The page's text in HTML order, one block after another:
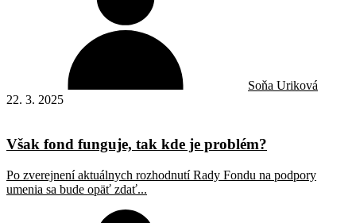
Soňa Uriková
22. 3. 2025
Však fond funguje, tak kde je problém?
Po zverejnení aktuálnych rozhodnutí Rady Fondu na podpory
umenia sa bude opäť zdať...